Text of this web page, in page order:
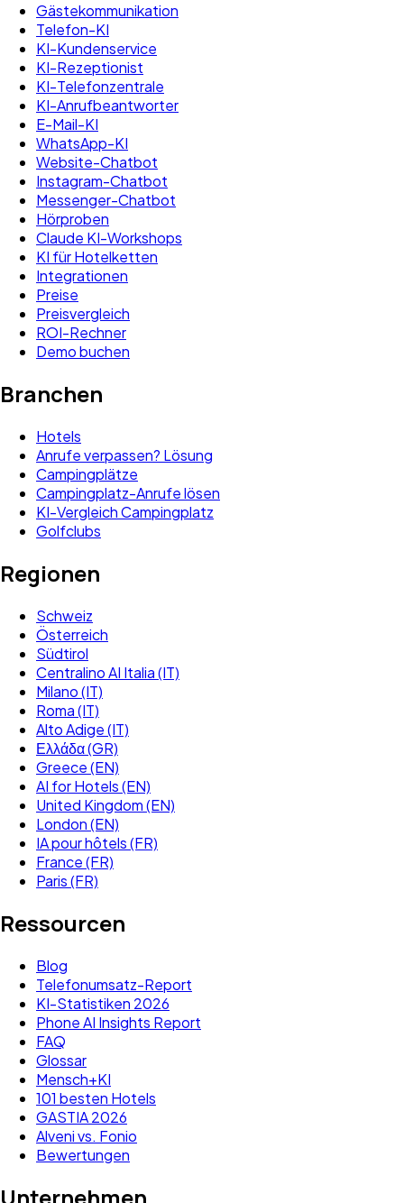
Gästekommunikation
Telefon-KI
KI-Kundenservice
KI-Rezeptionist
KI-Telefonzentrale
KI-Anrufbeantworter
E-Mail-KI
WhatsApp-KI
Website-Chatbot
Instagram-Chatbot
Messenger-Chatbot
Hörproben
Claude KI-Workshops
KI für Hotelketten
Integrationen
Preise
Preisvergleich
ROI-Rechner
Demo buchen
Branchen
Hotels
Anrufe verpassen? Lösung
Campingplätze
Campingplatz-Anrufe lösen
KI-Vergleich Campingplatz
Golfclubs
Regionen
Schweiz
Österreich
Südtirol
Centralino AI Italia (IT)
Milano (IT)
Roma (IT)
Alto Adige (IT)
Ελλάδα (GR)
Greece (EN)
AI for Hotels (EN)
United Kingdom (EN)
London (EN)
IA pour hôtels (FR)
France (FR)
Paris (FR)
Ressourcen
Blog
Telefonumsatz-Report
KI-Statistiken 2026
Phone AI Insights Report
FAQ
Glossar
Mensch+KI
101 besten Hotels
GASTIA 2026
Alveni vs. Fonio
Bewertungen
Unternehmen